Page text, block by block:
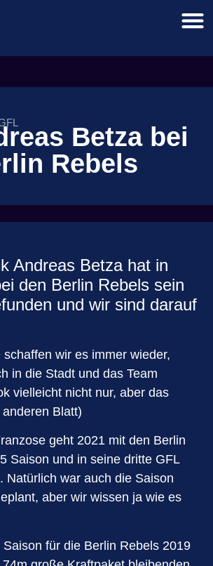
Betza bei
Rebels
Andreas Betza hat in
den Berlin Rebels sein
und wir sind darauf
wir es immer wieder,
in die Stadt und das Team
vielleicht nicht nur, aber das
Blatt)
geht 2021 mit den Berlin
Saison und in seine dritte GFL
Natürlich war auch die Saison
aber wir wissen ja wie es
für die Berlin Rebels 2019